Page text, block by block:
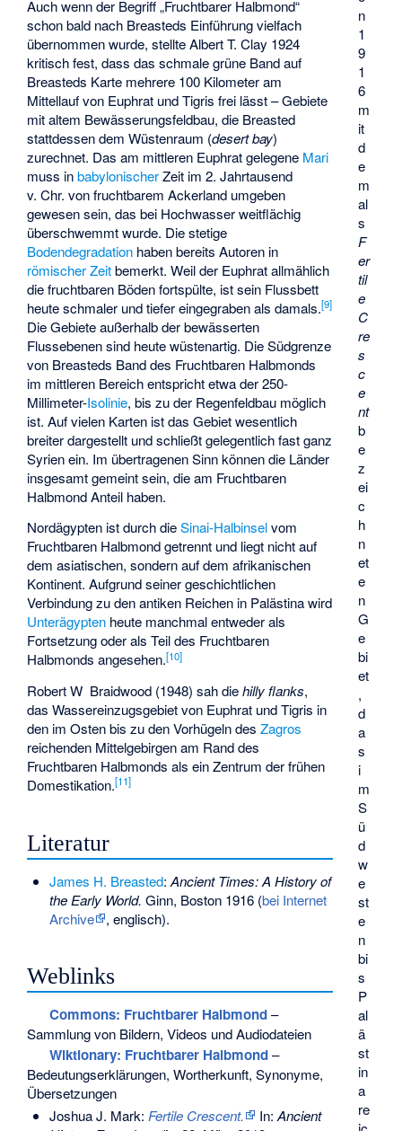
n
1
9
1
6
m
it
d
e
m
al
s
F
er
til
e
C
re
s
c
e
nt
b
e
z
ei
c
h
n
et
e
n
G
e
bi
et
,
d
a
s
i
m
S
ü
d
w
e
st
e
n
bi
s
P
al
ä
st
in
a
re
Auch wenn der Begriff „Fruchtbarer Halbmond“
schon bald nach Breasteds Einführung vielfach
übernommen wurde, stellte Albert T. Clay 1924
kritisch fest, dass das schmale grüne Band auf
Breasteds Karte mehrere 100 Kilometer am
Mittellauf von Euphrat und Tigris frei lässt – Gebiete
mit altem Bewässerungsfeldbau, die Breasted
stattdessen dem Wüstenraum (desert bay)
zurechnet. Das am mittleren Euphrat gelegene Mari
muss inbabylonischerZeit im 2. Jahrtausend
v. Chr. von fruchtbarem Ackerland umgeben
gewesen sein, das bei Hochwasser weitflächig
überschwemmt wurde. Die stetige
Bodendegradation haben bereits Autoren in
römischer Zeitbemerkt. Weil der Euphrat allmählich
die fruchtbaren Böden fortspülte, ist sein Flussbett
heute schmaler und tiefer eingegraben als damals.[9]
Die Gebiete außerhalb der bewässerten
Flussebenen sind heute wüstenartig. Die Südgrenze
von Breasteds Band des Fruchtbaren Halbmonds
im mittleren Bereich entspricht etwa der 250-
Millimeter-Isolinie, bis zu der Regenfeldbau möglich
ist. Auf vielen Karten ist das Gebiet wesentlich
breiter dargestellt und schließt gelegentlich fast ganz
Syrien ein. Im übertragenen Sinn können die Länder
insgesamt gemeint sein, die am Fruchtbaren
Halbmond Anteil haben.
Nordägypten ist durch dieSinai-Halbinselvom
Fruchtbaren Halbmond getrennt und liegt nicht auf
dem asiatischen, sondern auf dem afrikanischen
Kontinent. Aufgrund seiner geschichtlichen
Verbindung zu den antiken Reichen in Palästina wird
Unterägypten heute manchmal entweder als
Fortsetzung oder als Teil des Fruchtbaren
Halbmonds angesehen.[10]
Robert W Braidwood (1948) sah diehilly flanks,
das Wassereinzugsgebiet von Euphrat und Tigris in
den im Osten bis zu den Vorhügeln desZagros
reichenden Mittelgebirgen am Rand des
Fruchtbaren Halbmonds als ein Zentrum der frühen
Domestikation.[11]
Literatur
James H. Breasted: Ancient Times: A History of
the Early World. Ginn, Boston 1916 (bei Internet
Archive
, englisch).
Weblinks
Commons: Fruchtbarer Halbmond–
Sammlung von Bildern, Videos und Audiodateien
Wiktionary: Fruchtbarer Halbmond–
Bedeutungserklärungen, Wortherkunft, Synonyme,
Übersetzungen
Joshua J. Mark: Fertile Crescent. In:Ancient